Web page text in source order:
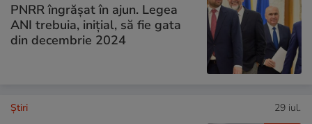
PNRR îngrășat în ajun. Legea
ANI trebuia, inițial, să fie gata
din decembrie 2024
Ştiri 29 iul.